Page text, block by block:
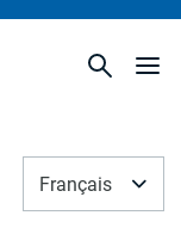
Français